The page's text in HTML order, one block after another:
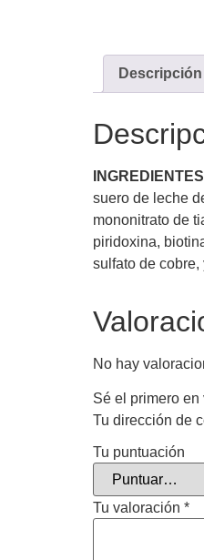
Descripción
suero de leche
mononitrato de
piridoxina,
sulfato de
No hay
Sé el primero en
Tu dirección de
Tu puntuación
Tu valoración *